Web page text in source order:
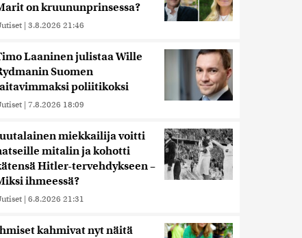
on kruununprinsessa?
| 3.8.2026 21:46
Laaninen julistaa Wille
Suomen
poliitikoksi
| 7.8.2026 18:09
miekkailija voitti
mitalin ja kohotti
Hitler-tervehdykseen –
ihmeessä?
| 6.8.2026 21:31
kahmivat nyt näitä